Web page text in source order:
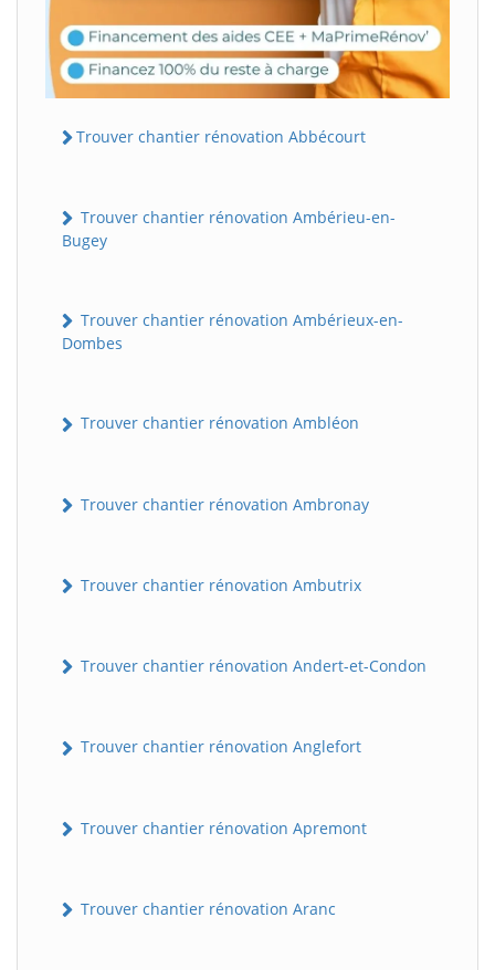
Trouver chantier rénovation Abbécourt
Trouver chantier rénovation Ambérieu-en-
Bugey
Trouver chantier rénovation Ambérieux-en-
Dombes
Trouver chantier rénovation Ambléon
Trouver chantier rénovation Ambronay
Trouver chantier rénovation Ambutrix
Trouver chantier rénovation Andert-et-Condon
Trouver chantier rénovation Anglefort
Trouver chantier rénovation Apremont
Trouver chantier rénovation Aranc